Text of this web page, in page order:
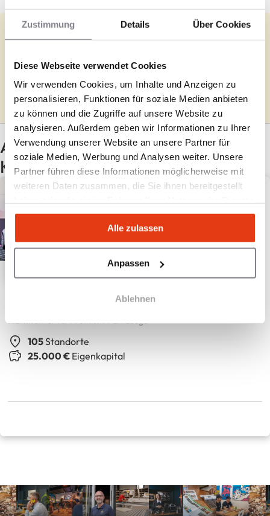
Zustimmung Details Über Cookies
Diese Webseite verwendet Cookies
Wir verwenden Cookies, um Inhalte und Anzeigen zu
personalisieren, Funktionen für soziale Medien anbieten
zu können und die Zugriffe auf unsere Website zu
analysieren. Außerdem geben wir Informationen zu Ihrer
Verwendung unserer Website an unsere Partner für
soziale Medien, Werbung und Analysen weiter. Unsere
Partner führen diese Informationen möglicherweise mit
weiteren Daten zusammen, die Sie ihnen bereitgestellt
gesammelt haben.
Alle zulassen
Anpassen
Ablehnen
Sie vertreten MobileCarCleaning?
Vervollständigen Sie die fehlenden Angaben und überprüfen Sie
Ausfüllen
Andere Franchises mit denselben
Kriterien
Marktführer für Premium-Fahrzeuge
105Standorte
25.000 € Eigenkapital